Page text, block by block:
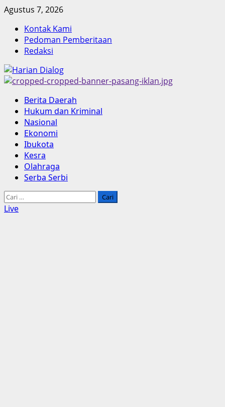
Skip
content
Agustus 7, 2026
Kontak Kami
Pedoman Pemberitaan
Redaksi
Primary
Menu
Berita Daerah
Hukum dan Kriminal
Nasional
Ekonomi
Ibukota
Kesra
Olahraga
Serba Serbi
Cari
untuk:
Live